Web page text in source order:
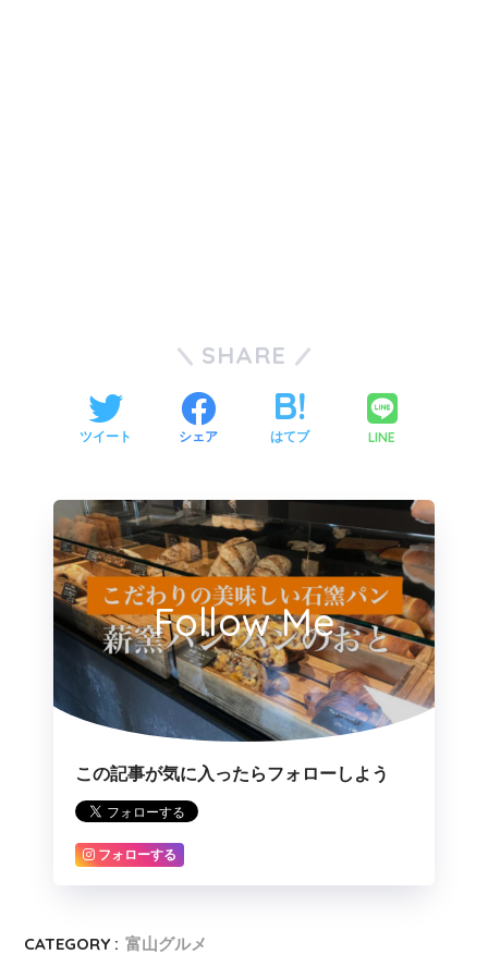
SHARE
ツイート シェア はてブ LINE
Follow Me
この記事が気に入ったらフォローしよう
フォローする
CATEGORY : 富山グルメ